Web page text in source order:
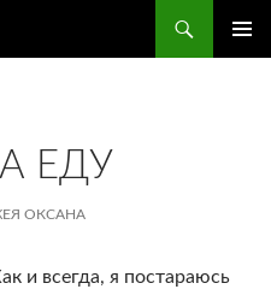
ЕДУ
ОКСАНА
и всегда, я постараюсь